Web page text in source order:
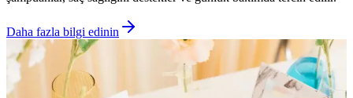
Daha fazla bilgi edinin